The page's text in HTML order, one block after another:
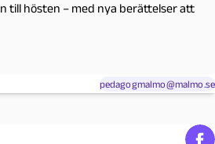
till hösten – med nya berättelser att
pedagogmalmo@malmo.se